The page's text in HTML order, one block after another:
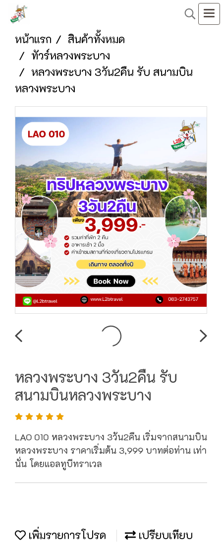
หน้าแรก
สินค้าทั้งหมด
ทัวร์หลวงพระบาง
หลวงพระบาง 3วัน2คืน รับ สนามบิน
หลวงพระบาง
หลวงพระบาง 3วัน2คืน รับ
สนามบินหลวงพระบาง
LAO 010 หลวงพระบาง 3วัน2คืน เริ่มจากสนามบิน
หลวงพระบาง ราคาเริ่มต้น 3,999 บาทต่อท่าน เท่า
นั่น โดยแอลทูบีทราเวล
เพิ่มรายการโปรด เปรียบเทียบ